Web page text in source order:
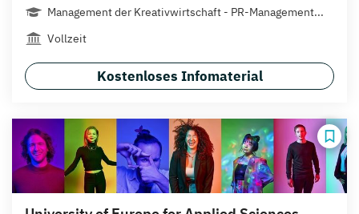
Management der Kreativwirtschaft - PR-Management...
Vollzeit
Kostenloses Infomaterial